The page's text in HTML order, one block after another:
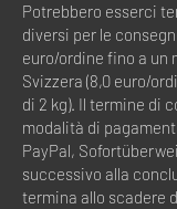
Potrebbero esserci
diversi per le
euro/ordine fino a un
Svizzera (8,0 euro/
di 2 kg). Il termine di
modalità di
PayPal,
successivo alla
termina allo scadere